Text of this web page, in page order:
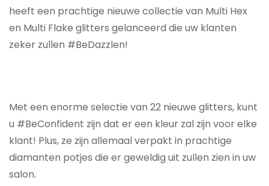
heeft een prachtige nieuwe collectie van Multi Hex
en Multi Flake glitters gelanceerd die uw klanten
zeker zullen #BeDazzlen!
Met een enorme selectie van 22 nieuwe glitters, kunt
u #BeConfident zijn dat er een kleur zal zijn voor elke
klant! Plus, ze zijn allemaal verpakt in prachtige
diamanten potjes die er geweldig uit zullen zien in uw
salon.